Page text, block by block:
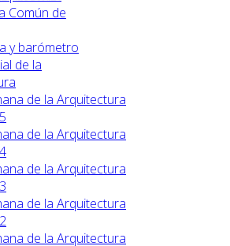
Común de
y barómetro
de la
de la Arquitectura
de la Arquitectura
de la Arquitectura
de la Arquitectura
de la Arquitectura